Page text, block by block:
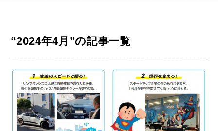
“2024年4月”の記事一覧